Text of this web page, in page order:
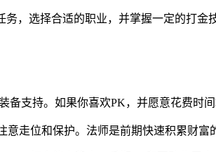
，选择合适的职业，并掌握一定的打金
支持。如果你喜欢PK，并愿意花费时
走位和保护。法师是前期快速积累财富